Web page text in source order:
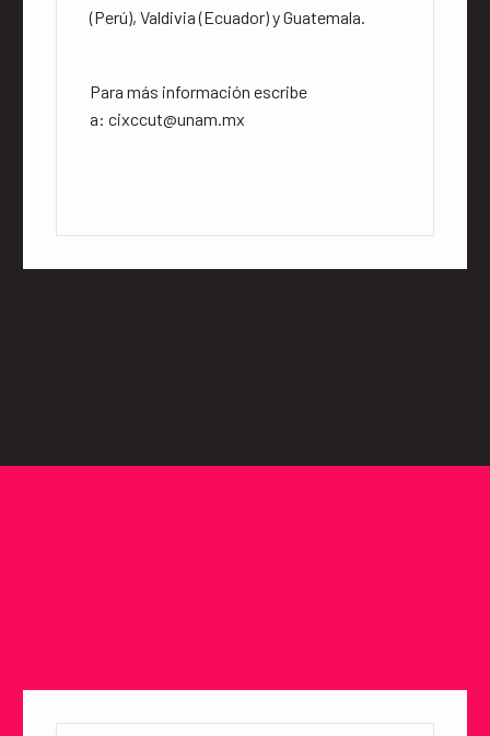
(Perú), Valdivia (Ecuador) y Guatemala.
Para más información escribe
a: cixccut@unam.mx